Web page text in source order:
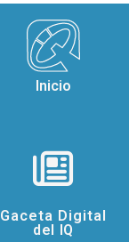
Inicio
Gaceta Digital
del IQ